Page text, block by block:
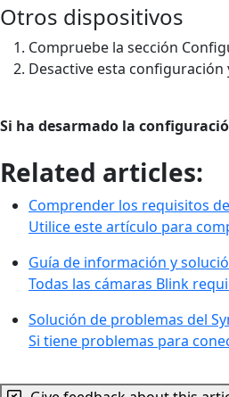
Otros dispositivos
Compruebe la sección
Desactive esta configuración
Si ha desarmado la
Related articles:
Comprender los requisitos
Utilice este artículo para
Guía de información y
Todas las cámaras Blink
Solución de problemas del
Si tiene problemas para